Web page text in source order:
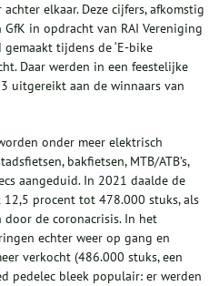
elkaar. Deze cijfers, afkomstig
in opdracht van RAI Vereniging
gemaakt tijdens de ‘E-bike
Daar werden in een feestelijke
uitgereikt aan de winnaars van
onder meer elektrisch
bakfietsen, MTB/ATB’s,
aangeduid. In 2021 daalde de
procent tot 478.000 stuks, als
de coronacrisis. In het
echter weer op gang en
verkocht (486.000 stuks, een
pedelec bleek populair: er werden